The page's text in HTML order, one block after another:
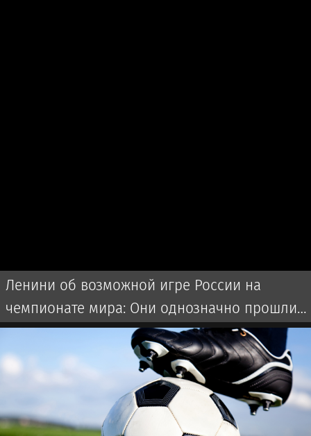
Ленини об возможной игре России на
чемпионате мира: Они однозначно прошли
бы далеко